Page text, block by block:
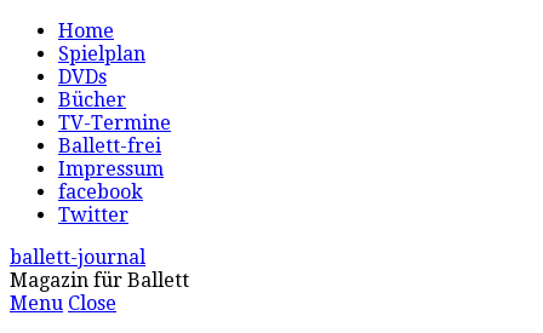
Home
Spielplan
DVDs
Bücher
TV-Termine
Ballett-frei
Impressum
facebook
Twitter
ballett-journal
Magazin für Ballett
Menu Close